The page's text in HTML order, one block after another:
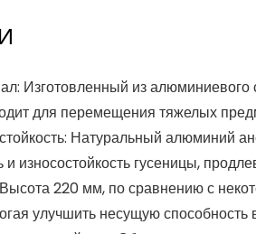
Изготовленный из
для перемещения тяжелых
Натуральный алюминий
и износостойкость гусеницы,
220 мм, по сравнению с
улучшить несущую способность